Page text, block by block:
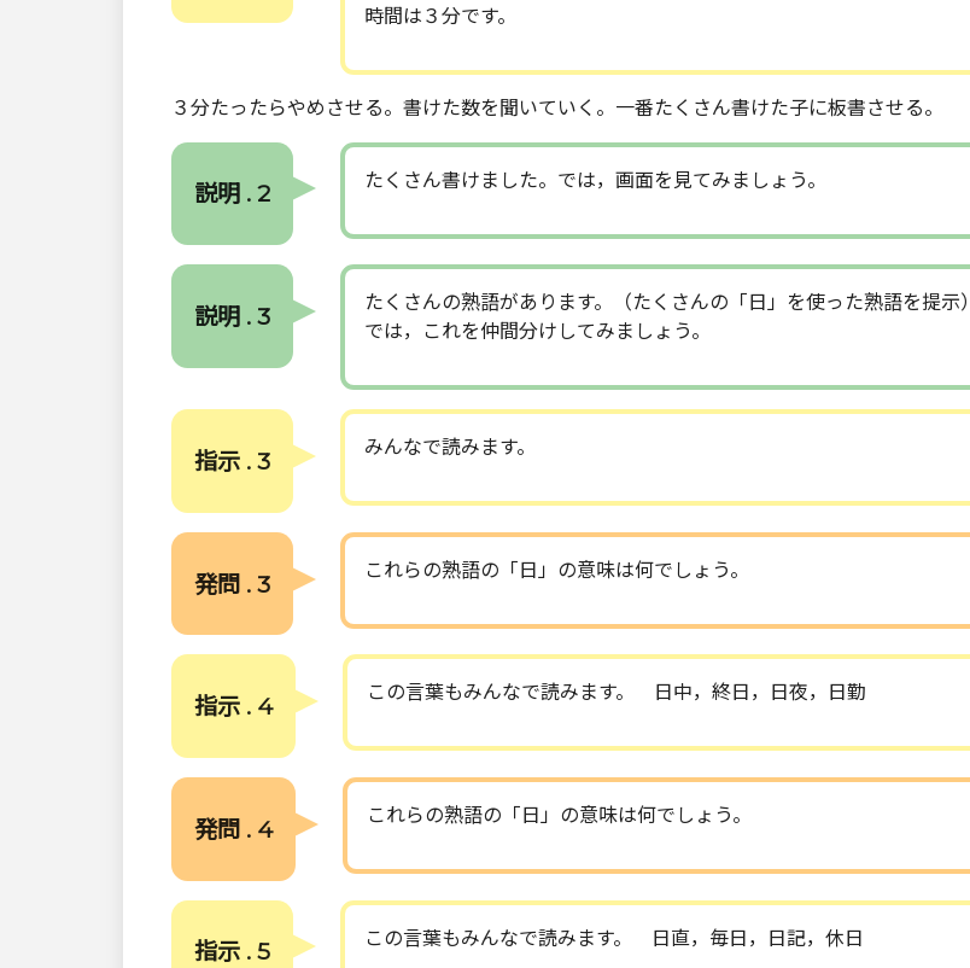
時間は３分です。
３分たったらやめさせる。書けた数を聞いていく。一番たくさん書けた子に板書させる。
説明 . 2 たくさん書けました。では，画面を見てみましょう。
説明 . 3
たくさんの熟語があります。（たくさんの「日」を使った熟語を提示）
では，これを仲間分けしてみましょう。
指示 . 3 みんなで読みます。
発問 . 3 これらの熟語の「日」の意味は何でしょう。
指示 . 4 この言葉もみんなで読みます。 日中，終日，日夜，日勤
発問 . 4 これらの熟語の「日」の意味は何でしょう。
指示 . 5 この言葉もみんなで読みます。 日直，毎日，日記，休日